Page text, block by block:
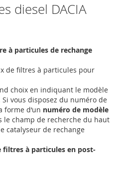
diesel DACIA
à particules de rechange
de filtres à particules pour
choix en indiquant le modèle
vous disposez du numéro de
forme d‘un numéro de modèle
le champ de recherche du haut
catalyseur de rechange
filtres à particules en post-